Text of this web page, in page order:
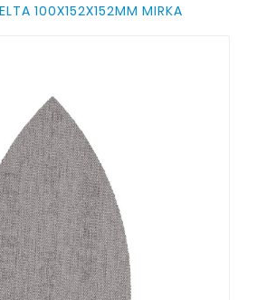
100X152X152MM MIRKA